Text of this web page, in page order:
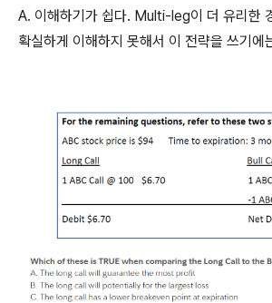
A. 이해하기가 쉽다. Multi-leg이 더 유리한
확실하게 이해하지 못해서 이 전략을 쓰기에